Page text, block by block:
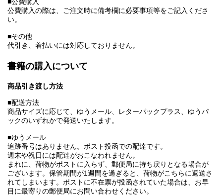
公費購入の際は、ご注文時に備考欄に必要事項等をご記入くださ
い。
■その他
代引き、着払いには対応しておりません。
書籍の購入について
商品引き渡し方法
■配送方法
商品サイズに応じて、ゆうメール、レターパックプラス、ゆうパ
ックのいずれかで発送いたします。
■ゆうメール
追跡番号はありません。ポスト投函での配達です。
週末や祝日には配達がおこなわれません。
まれに、荷物がポストに入らず、郵便局に持ち戻りとなる場合が
ございます。保管期間が1週間を過ぎると、荷物がこちらに返送さ
れてしまいます。ポストに不在票が投函されていた場合は、お早
目に最寄りの郵便局にお問い合わせください。